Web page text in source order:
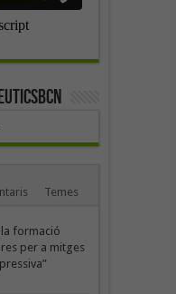
Temes
formació
per a mitges